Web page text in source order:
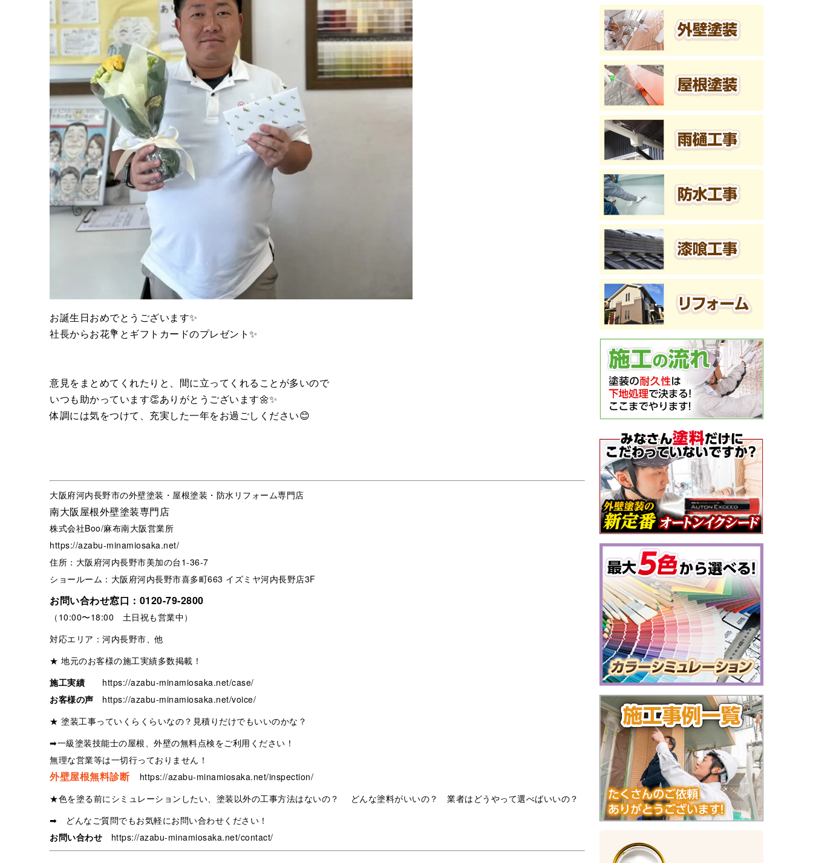
お誕生日おめでとうございます✨
社長からお花💐とギフトカードのプレゼント✨
意見をまとめてくれたりと、間に立ってくれることが多いので
いつも助かっています👏ありがとうございます🌼✨
体調には気をつけて、充実した一年をお過ごしください😊
大阪府河内長野市の外壁塗装・屋根塗装・防水リフォーム専門店
南大阪屋根外壁塗装専門店
株式会社Boo/麻布南大阪営業所
https://azabu-minamiosaka.net/
住所：大阪府河内長野市美加の台1-36-7
ショールーム：大阪府河内長野市喜多町663 イズミヤ河内長野店3F
お問い合わせ窓口： 0120-79-2800
（10:00〜18:00 土日祝も営業中）
対応エリア：河内長野市、他
★ 地元のお客様の施工実績多数掲載！
施工実績
https://azabu-minamiosaka.net/case/
お客様の声
https://azabu-minamiosaka.net/voice/
★ 塗装工事っていくらくらいなの？見積りだけでもいいのかな？
➡一級塗装技能士の屋根、外壁の無料点検をご利用ください！
無理な営業等は一切行っておりません！
外壁屋根無料診断
https://azabu-minamiosaka.net/inspection/
★色を塗る前にシミュレーションしたい、塗装以外の工事方法はないの？ どんな塗料がいいの？ 業者はどうやって選べばいいの？
➡ どんなご質問でもお気軽にお問い合わせください！
お問い合わせ
https://azabu-minamiosaka.net/contact/